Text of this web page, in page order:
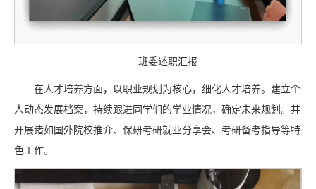
班委述职汇报
在人才培养方面，以职业规划为核心，细化人才培养。建立个
人动态发展档案，持续跟进同学们的学业情况，确定未来规划。并
开展诸如国外院校推介、保研考研就业分享会、考研备考指导等特
色工作。